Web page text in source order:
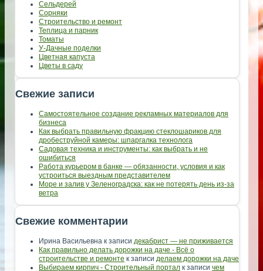
Сельдерей
Сорняки
Строительство и ремонт
Теплица и парник
Томаты
У-Дачные поделки
Цветная капуста
Цветы в саду
Свежие записи
Самостоятельное создание рекламных материалов для
бизнеса
Как выбрать правильную фракцию стеклошариков для
дробеструйной камеры: шпаргалка технолога
Садовая техника и инструменты: как выбрать и не
ошибиться
Работа курьером в банке — обязанности, условия и как
устроиться выездным представителем
Море и залив у Зеленоградска: как не потерять день из-за
ветра
Свежие комментарии
Ирина Васильевна к записи декабрист — не приживается
Как правильно делать дорожки на даче - Всё о
строительстве и ремонте к записи делаем дорожки на даче
Выбираем кирпич - Строительный портал к записи чем